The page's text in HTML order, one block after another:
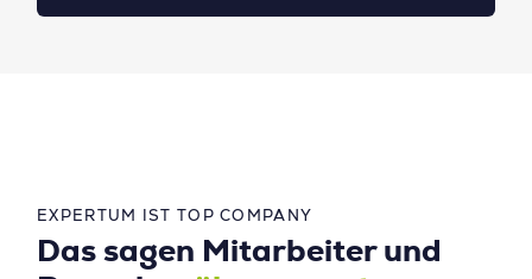
EXPERTUM IST TOP COMPANY
Das sagen Mitarbeiter und